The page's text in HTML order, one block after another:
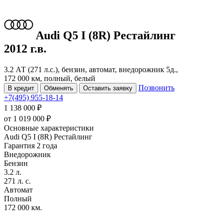
Audi Q5 I (8R) Рестайлинг
2012 г.в.
3.2 АТ (271 л.с.), бензин, автомат, внедорожник 5д.,
172 000 км, полный, белый
В кредит Обменять Оставить заявку
Позвонить
+7(495) 955-18-14
1 138 000 ₽
от 1 019 000 ₽
Основные характеристики
Audi Q5 I (8R) Рестайлинг
Гарантия 2 года
Внедорожник
Бензин
3.2 л.
271 л. с.
Автомат
Полный
172 000 км.